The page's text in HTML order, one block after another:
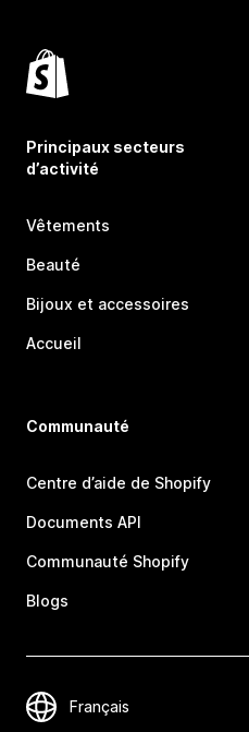
Principaux secteurs
d’activité
Vêtements
Beauté
Bijoux et accessoires
Accueil
Communauté
Centre d’aide de Shopify
Documents API
Communauté Shopify
Blogs